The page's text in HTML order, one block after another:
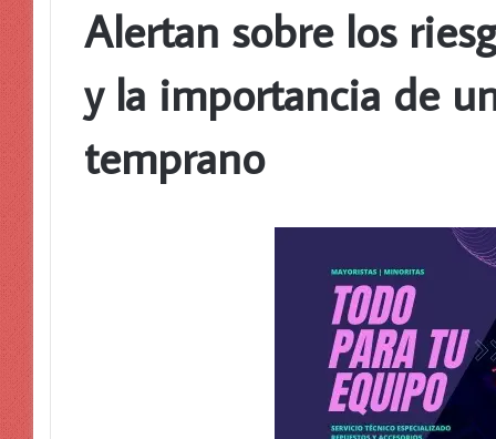
Alertan sobre los
y la importancia de
temprano